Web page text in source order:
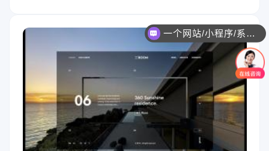
一个网站/小程序/系统的价格是怎么计算的？